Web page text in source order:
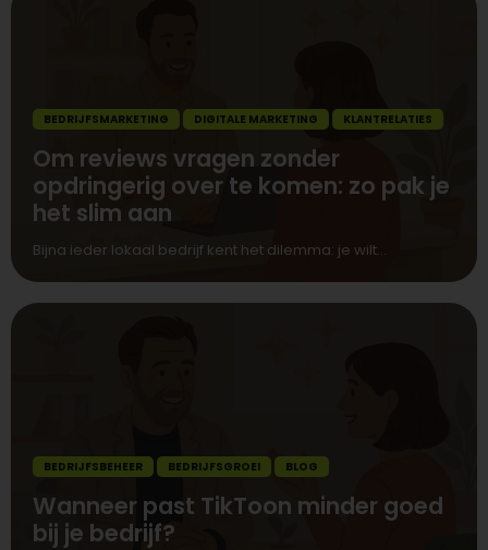
BEDRIJFSMARKETING DIGITALE MARKETING KLANTRELATIES
Om reviews vragen zonder
opdringerig over te komen: zo pak je
het slim aan
Bijna ieder lokaal bedrijf kent het dilemma: je wilt...
BEDRIJFSBEHEER BEDRIJFSGROEI BLOG
Wanneer past TikToon minder goed
bij je bedrijf?